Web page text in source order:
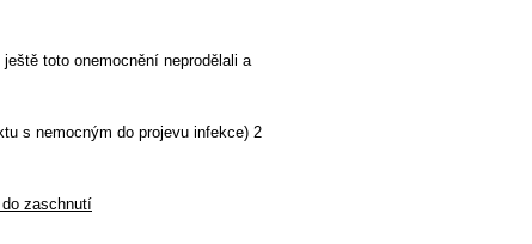
toto onemocnění neprodělali a
s nemocným do projevu infekce) 2
zaschnutí